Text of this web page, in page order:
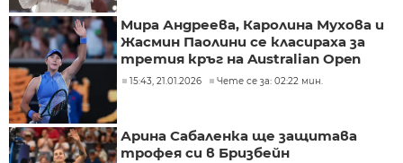
Мира Андреева, Каролина Мухова и
Жасмин Паолини се класираха за
третия кръг на Australian Open
15:43, 21.01.2026 Чете се за: 02:22 мин.
Арина Сабаленка ще защитава
трофея си в Бризбейн